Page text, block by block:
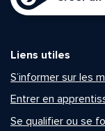
Liens utiles
S’informer sur les
Entrer en
Se qualifier ou se